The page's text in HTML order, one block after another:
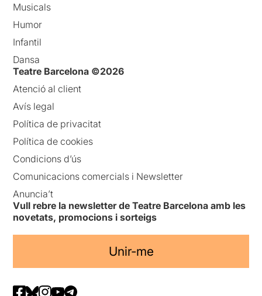
Musicals
Humor
Infantil
Dansa
Teatre Barcelona ©2026
Atenció al client
Avís legal
Política de privacitat
Política de cookies
Condicions d’ús
Comunicacions comercials i Newsletter
Anuncia’t
Vull rebre la newsletter de Teatre Barcelona amb les
novetats, promocions i sorteigs
Unir-me